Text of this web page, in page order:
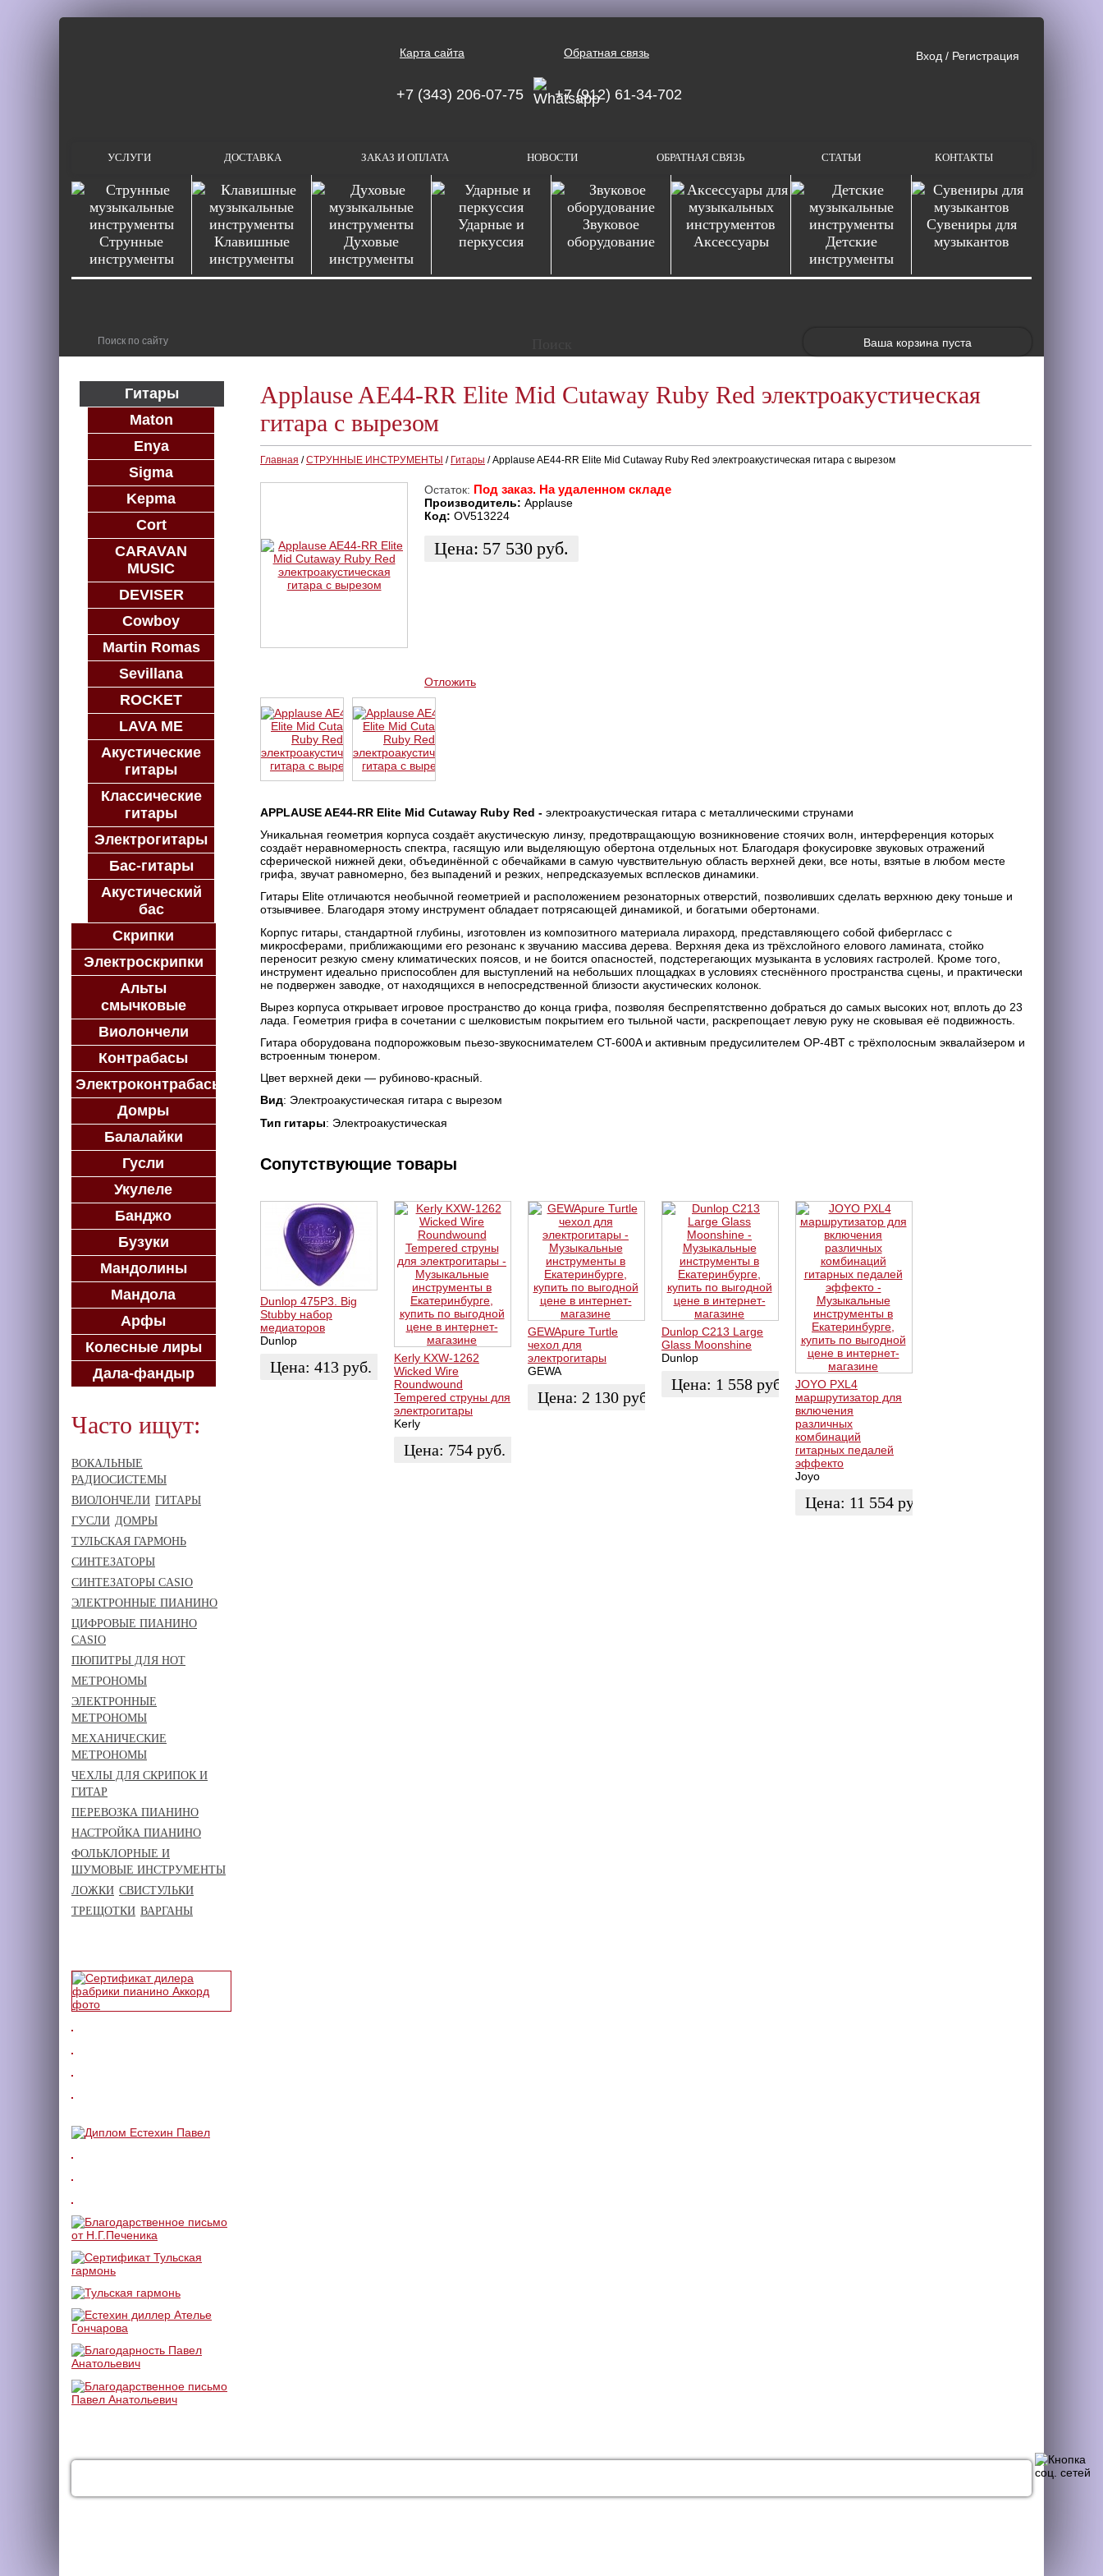
Карта сайта Обратная связь Вход / Регистрация
+7 (343) 206-07-75 +7 (912) 61-34-702
УСЛУГИ ДОСТАВКА ЗАКАЗ И ОПЛАТА НОВОСТИ ОБРАТНАЯ СВЯЗЬ СТАТЬИ КОНТАКТЫ
Струнные
инструменты
Клавишные
инструменты
Духовые
инструменты
Ударные и
перкуссия
Звуковое
оборудование
Аксессуары
Детские
инструменты
Сувениры для
музыкантов
Ваша корзина пуста
Applause AE44-RR Elite Mid Cutaway Ruby Red электроакустическая
гитара с вырезом
Главная /СТРУННЫЕ ИНСТРУМЕНТЫ / Гитары /Applause AE44-RR Elite Mid Cutaway Ruby Red электроакустическая гитара с вырезом
Остаток: Под заказ. На удаленном складе
Производитель: Applause
Код: OV513224
Цена: 57 530 руб.
Отложить
APPLAUSE AE44-RR Elite Mid Cutaway Ruby Red - электроакустическая гитара с металлическими струнами
Уникальная геометрия корпуса создаёт акустическую линзу, предотвращающую возникновение стоячих волн, интерференция которых
создаёт неравномерность спектра, гасящую или выделяющую обертона отдельных нот. Благодаря фокусировке звуковых отражений
сферической нижней деки, объединённой с обечайками в самую чувствительную область верхней деки, все ноты, взятые в любом месте
грифа, звучат равномерно, без выпадений и резких, непредсказуемых всплесков динамики.
Гитары Elite отличаются необычной геометрией и расположением резонаторных отверстий, позволивших сделать верхнюю деку тоньше и
отзывчивее. Благодаря этому инструмент обладает потрясающей динамикой, и богатыми обертонами.
Корпус гитары, стандартной глубины, изготовлен из композитного материала лирахорд, представляющего собой фибергласс с
микросферами, приближающими его резонанс к звучанию массива дерева. Верхняя дека из трёхслойного елового ламината, стойко
переносит резкую смену климатических поясов, и не боится опасностей, подстерегающих музыканта в условиях гастролей. Кроме того,
инструмент идеально приспособлен для выступлений на небольших площадках в условиях стеснённого пространства сцены, и практически
не подвержен заводке, от находящихся в непосредственной близости акустических колонок.
Вырез корпуса открывает игровое пространство до конца грифа, позволяя беспрепятственно добраться до самых высоких нот, вплоть до 23
лада. Геометрия грифа в сочетании с шелковистым покрытием его тыльной части, раскрепощает левую руку не сковывая её подвижность.
Гитара оборудована подпорожковым пьезо-звукоснимателем CT-600A и активным предусилителем OP-4BT с трёхполосным эквалайзером и
встроенным тюнером.
Цвет верхней деки — рубиново-красный.
Вид: Электроакустическая гитара с вырезом
Тип гитары: Электроакустическая
Сопутствующие товары
Dunlop 475P3. Big
Stubby набор
медиаторов
Dunlop
Цена: 413 руб.
Kerly KXW-1262
Wicked Wire
Roundwound
Tempered струны для
электрогитары
Kerly
Цена: 754 руб.
GEWApure Turtle
чехол для
электрогитары
GEWA
Цена: 2 130 руб.
Dunlop C213 Large
Glass Moonshine
Dunlop
Цена: 1 558 руб.
JOYO PXL4
маршрутизатор для
включения
различных
комбинаций
гитарных педалей
эффекто
Joyo
Цена: 11 554 руб.
Гитары
Maton
Enya
Sigma
Kepma
Cort
CARAVAN
MUSIC
DEVISER
Cowboy
Martin Romas
Sevillana
ROCKET
LAVA ME
Акустические
гитары
Классические
гитары
Электрогитары
Бас-гитары
Акустический
бас
Скрипки
Электроскрипки
Альты
смычковые
Виолончели
Контрабасы
Электроконтрабасы
Домры
Балалайки
Гусли
Укулеле
Банджо
Бузуки
Мандолины
Мандола
Арфы
Колесные лиры
Дала-фандыр
Часто ищут:
ВОКАЛЬНЫЕ
РАДИОСИСТЕМЫ
ВИОЛОНЧЕЛИ ГИТАРЫ
ГУСЛИ ДОМРЫ
ТУЛЬСКАЯ ГАРМОНЬ
СИНТЕЗАТОРЫ
СИНТЕЗАТОРЫ CASIO
ЭЛЕКТРОННЫЕ ПИАНИНО
ЦИФРОВЫЕ ПИАНИНО
CASIO
ПЮПИТРЫ ДЛЯ НОТ
МЕТРОНОМЫ
ЭЛЕКТРОННЫЕ
МЕТРОНОМЫ
МЕХАНИЧЕСКИЕ
МЕТРОНОМЫ
ЧЕХЛЫ ДЛЯ СКРИПОК И
ГИТАР
ПЕРЕВОЗКА ПИАНИНО
НАСТРОЙКА ПИАНИНО
ФОЛЬКЛОРНЫЕ И
ШУМОВЫЕ ИНСТРУМЕНТЫ
ЛОЖКИ СВИСТУЛЬКИ
ТРЕЩОТКИ ВАРГАНЫ